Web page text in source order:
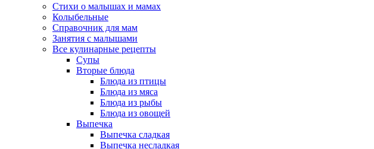
Стихи о малышах и мамах
Колыбельные
Справочник для мам
Занятия с малышами
Все кулинарные рецепты
Супы
Вторые блюда
Блюда из птицы
Блюда из мяса
Блюда из рыбы
Блюда из овощей
Выпечка
Выпечка сладкая
Выпечка несладкая